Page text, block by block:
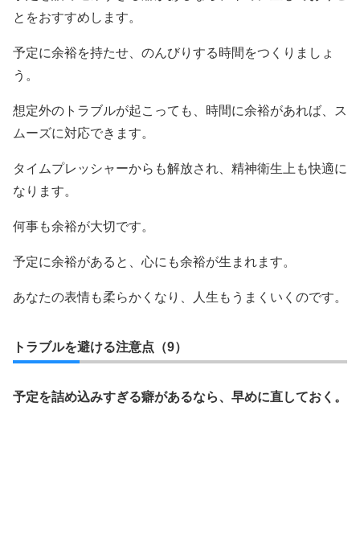
とをおすすめします。
予定に余裕を持たせ、のんびりする時間をつくりましょ
う。
想定外のトラブルが起こっても、時間に余裕があれば、ス
ムーズに対応できます。
タイムプレッシャーからも解放され、精神衛生上も快適に
なります。
何事も余裕が大切です。
予定に余裕があると、心にも余裕が生まれます。
あなたの表情も柔らかくなり、人生もうまくいくのです。
トラブルを避ける注意点（9）
予定を詰め込みすぎる癖があるなら、早めに直しておく。